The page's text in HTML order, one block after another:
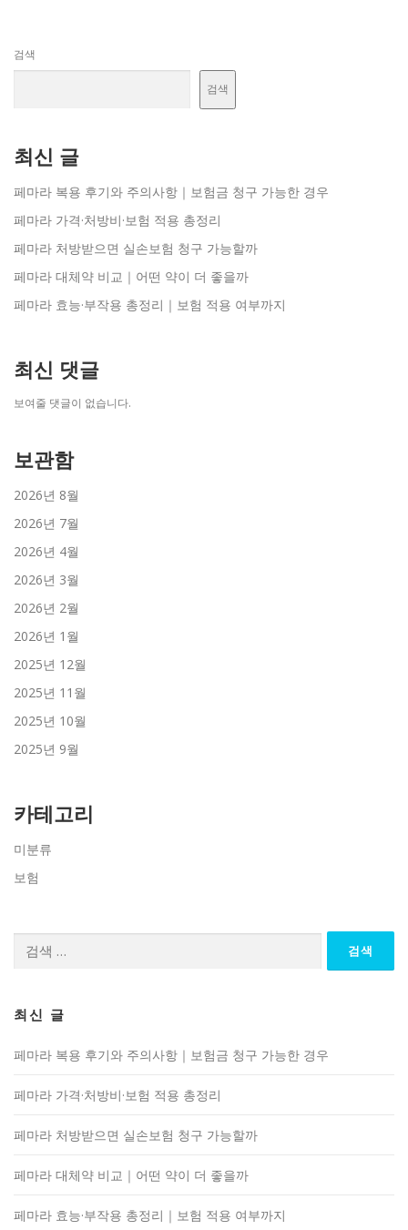
검색
검색
최신 글
페마라 복용 후기와 주의사항｜보험금 청구 가능한 경우
페마라 가격·처방비·보험 적용 총정리
페마라 처방받으면 실손보험 청구 가능할까
페마라 대체약 비교｜어떤 약이 더 좋을까
페마라 효능·부작용 총정리｜보험 적용 여부까지
최신 댓글
보여줄 댓글이 없습니다.
보관함
2026년 8월
2026년 7월
2026년 4월
2026년 3월
2026년 2월
2026년 1월
2025년 12월
2025년 11월
2025년 10월
2025년 9월
카테고리
미분류
보험
최신 글
페마라 복용 후기와 주의사항｜보험금 청구 가능한 경우
페마라 가격·처방비·보험 적용 총정리
페마라 처방받으면 실손보험 청구 가능할까
페마라 대체약 비교｜어떤 약이 더 좋을까
페마라 효능·부작용 총정리｜보험 적용 여부까지